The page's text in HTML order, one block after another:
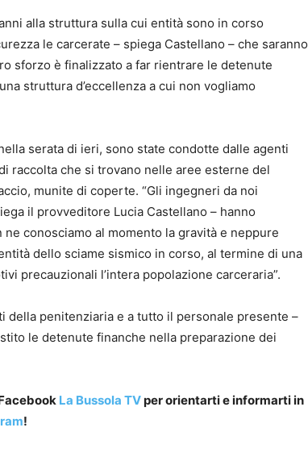
alla struttura sulla cui entità sono in corso
le carcerate – spiega Castellano – che saranno
sforzo è finalizzato a far rientrare le detenute
struttura d’eccellenza a cui non vogliamo
serata di ieri, sono state condotte dalle agenti
raccolta che si trovano nelle aree esterne del
munite di coperte. “Gli ingegneri da noi
il provveditore Lucia Castellano – hanno
conosciamo al momento la gravità e neppure
dello sciame sismico in corso, al termine di una
precauzionali l’intera popolazione carceraria”.
della penitenziaria e a tutto il personale presente –
le detenute finanche nella preparazione dei
La Bussola TVper orientarti e informarti in
!